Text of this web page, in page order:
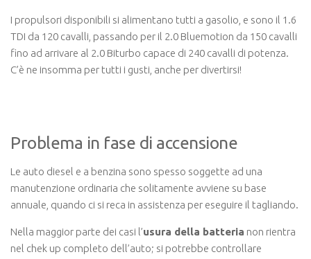
I propulsori disponibili si alimentano tutti a gasolio, e sono il 1.6
TDI da 120 cavalli, passando per il 2.0 Bluemotion da 150 cavalli
fino ad arrivare al 2.0 Biturbo capace di 240 cavalli di potenza.
C’è ne insomma per tutti i gusti, anche per divertirsi!
Problema in fase di accensione
Le auto diesel e a benzina sono spesso soggette ad una
manutenzione ordinaria che solitamente avviene su base
annuale, quando ci si reca in assistenza per eseguire il tagliando.
Nella maggior parte dei casi l’usura della batteria non rientra
nel chek up completo dell’auto; si potrebbe controllare